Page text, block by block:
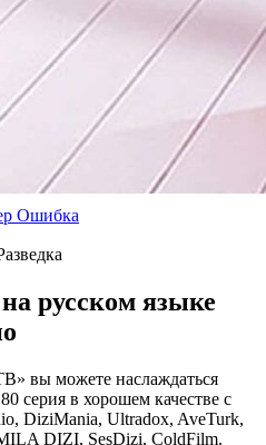
Ошибка
русском языке
вы можете наслаждаться
серия в хорошем качестве с
DiziMania, Ultradox, AveTurk,
DIZI, SesDizi, ColdFilm.